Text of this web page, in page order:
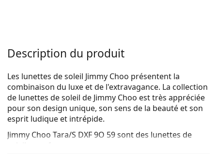
Description du produit
Les lunettes de soleil Jimmy Choo présentent la
combinaison du luxe et de l'extravagance. La collection
de lunettes de soleil de Jimmy Choo est très appréciée
pour son design unique, son sens de la beauté et son
esprit ludique et intrépide.
Jimmy Choo Tara/S DXF 9O 59sont des lunettes de
soleil pour femmes.